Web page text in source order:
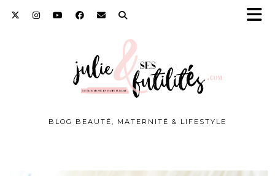
BLOG BEAUTÉ, MATERNITÉ & LIFESTYLE